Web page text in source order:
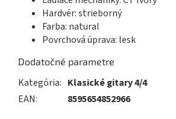
Hardvér: strieborný
Farba: natural
Povrchová úprava: lesk
Dodatočné parametre
Kategória: Klasické gitary 4/4
EAN: 8595654852966